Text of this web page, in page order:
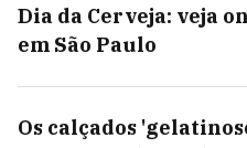
Dia da Cerveja: veja
em São Paulo
Os calçados